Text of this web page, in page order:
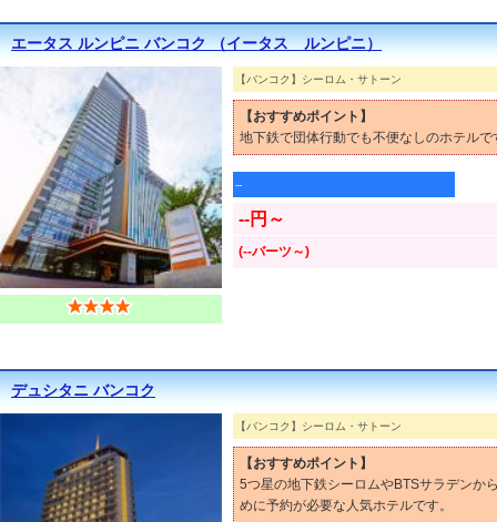
エータス ルンピニ バンコク （イータス ルンピニ）
【バンコク】シーロム・サトーン
【おすすめポイント】
地下鉄で団体行動でも不便なしのホテル
--
--円～
(--バーツ～)
デュシタニ バンコク
【バンコク】シーロム・サトーン
【おすすめポイント】
5つ星の地下鉄シーロムやBTSサラデンか
めに予約が必要な人気ホテルです。